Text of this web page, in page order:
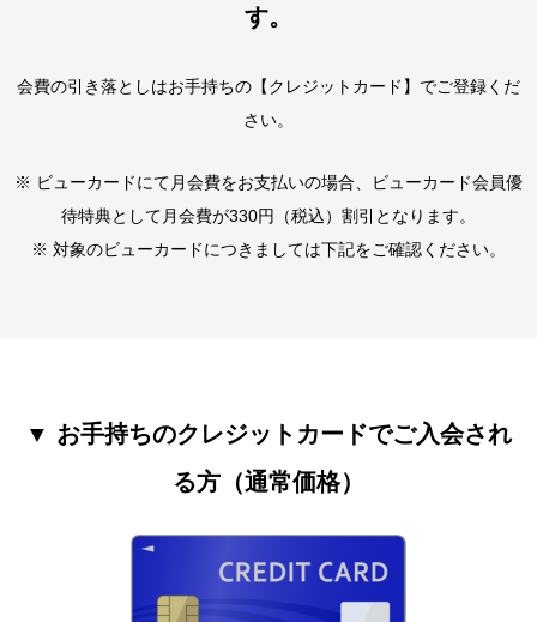
す。
会費の引き落としはお手持ちの【クレジットカード】でご登録くだ
さい。
※ ビューカードにて月会費をお支払いの場合、ビューカード会員優
待特典として月会費が330円（税込）割引となります。
※ 対象のビューカードにつきましては下記をご確認ください。
▼ お手持ちのクレジットカードでご入会され
る方（通常価格）